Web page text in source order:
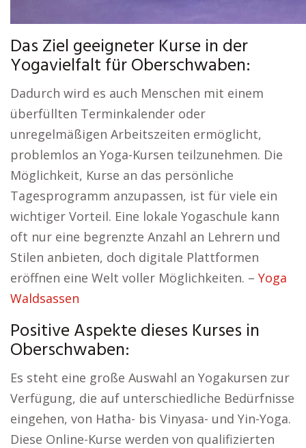
Das Ziel geeigneter Kurse in der
Yogavielfalt für Oberschwaben:
Dadurch wird es auch Menschen mit einem
überfüllten Terminkalender oder
unregelmäßigen Arbeitszeiten ermöglicht,
problemlos an Yoga-Kursen teilzunehmen. Die
Möglichkeit, Kurse an das persönliche
Tagesprogramm anzupassen, ist für viele ein
wichtiger Vorteil. Eine lokale Yogaschule kann
oft nur eine begrenzte Anzahl an Lehrern und
Stilen anbieten, doch digitale Plattformen
eröffnen eine Welt voller Möglichkeiten. – Yoga
Waldsassen
Positive Aspekte dieses Kurses in
Oberschwaben:
Es steht eine große Auswahl an Yogakursen zur
Verfügung, die auf unterschiedliche Bedürfnisse
eingehen, von Hatha- bis Vinyasa- und Yin-Yoga.
Diese Online-Kurse werden von qualifizierten